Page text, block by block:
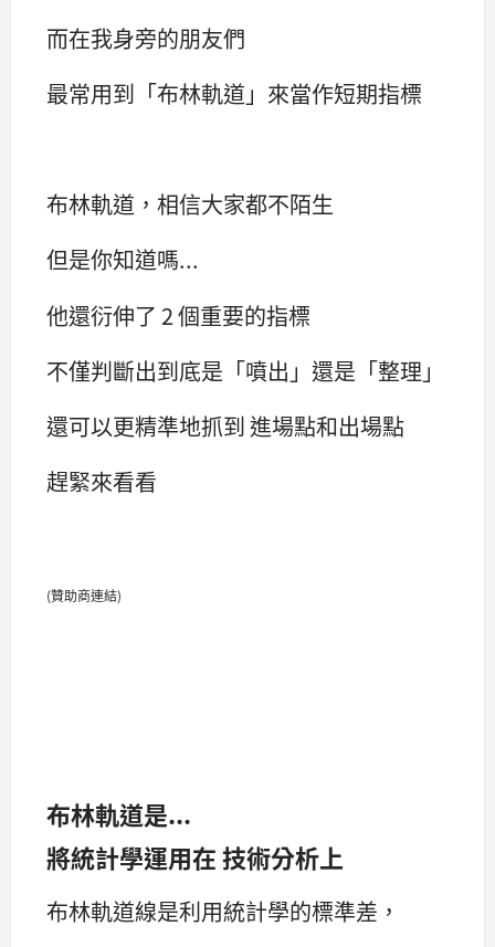
而在我身旁的朋友們
最常用到「布林軌道」來當作短期指標
布林軌道，相信大家都不陌生
但是你知道嗎...
他還衍伸了 2 個重要的指標
不僅判斷出到底是「噴出」還是「整理」
還可以更精準地抓到 進場點和出場點
趕緊來看看
(贊助商連結)
布林軌道是...
將統計學運用在 技術分析上
布林軌道線是利用統計學的標準差，